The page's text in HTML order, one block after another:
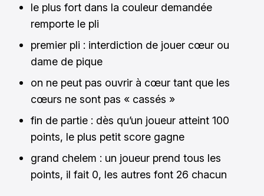
le plus fort dans la couleur demandée
remporte le pli
premier pli : interdiction de jouer cœur ou
dame de pique
on ne peut pas ouvrir à cœur tant que les
cœurs ne sont pas « cassés »
fin de partie : dès qu’un joueur atteint 100
points, le plus petit score gagne
grand chelem : un joueur prend tous les
points, il fait 0, les autres font 26 chacun